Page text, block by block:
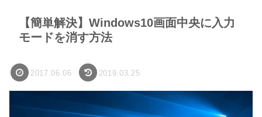
【簡単解決】Windows10画面中央に入力
モードを消す方法
2017.06.06 2019.03.25